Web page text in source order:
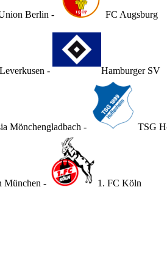
Berlin -
FC Augsburg
-
Hamburger SV
Mönchengladbach -
TSG
München -
1. FC Köln